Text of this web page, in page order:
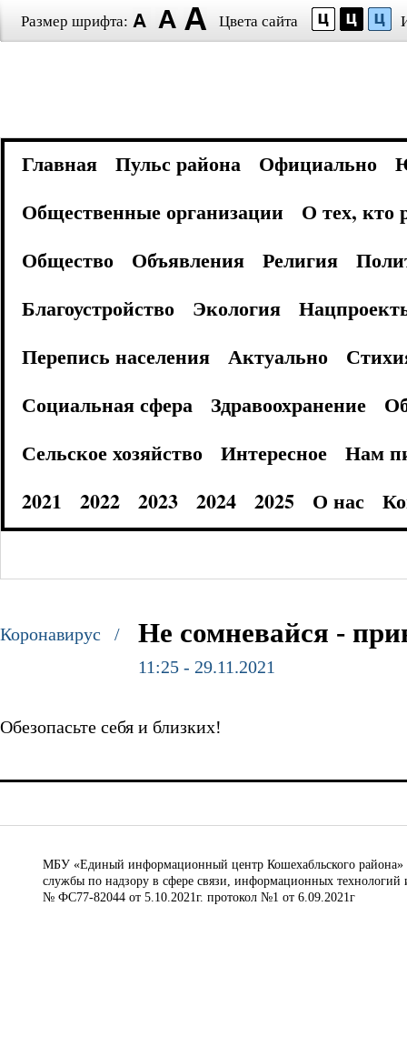
Размер шрифта: Цвета сайта
Главная Пульс района Официально
Общественные организации
О тех, кто
Общество
Объявления Религия
Благоустройство
Экология
Перепись населения
Актуально
Социальная сфера
Здравоохранение
Сельское хозяйство
Интересное
Нам
2021
2022 2023 2024 2025 О нас
Коронавирус / Не сомневайся -
11:25 - 29.11.2021
Обезопасьте себя и близких!
МБУ «Единый информационный центр Кошехабльского района»
службы по надзору в сфере связи, информационных
№ ФС77-82044 от 5.10.2021г. протокол №1 от 6.09.2021г